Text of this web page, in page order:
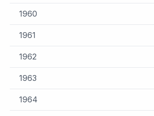
1960
1961
1962
1963
1964